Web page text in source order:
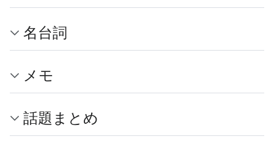
名台詞
メモ
話題まとめ